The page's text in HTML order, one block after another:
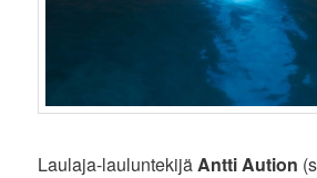
Laulaja-lauluntekijäAntti Aution